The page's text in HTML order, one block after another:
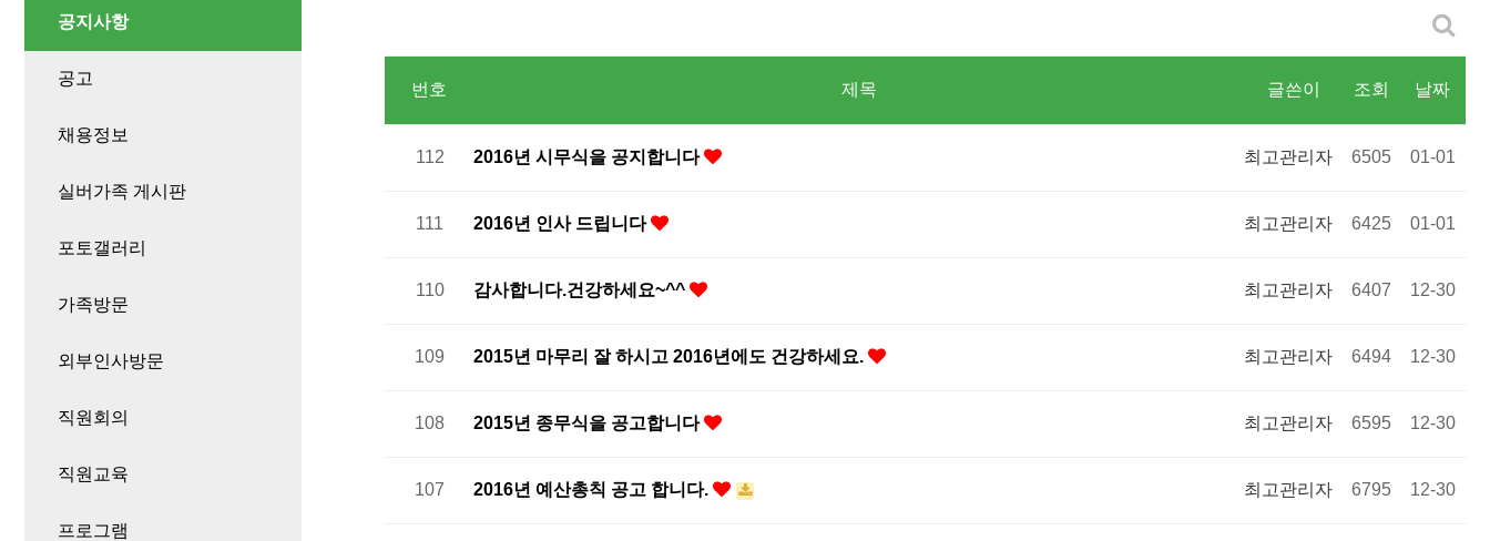
공지사항
공고
채용정보
실버가족 게시판
포토갤러리
가족방문
외부인사방문
직원회의
직원교육
프로그램
번호 제목 글쓴이 조회 날짜
112 2016년 시무식을 공지합니다 최고관리자 6505 01-01
111 2016년 인사 드립니다 최고관리자 6425 01-01
110 감사합니다.건강하세요~^^ 최고관리자 6407 12-30
109 2015년 마무리 잘 하시고 2016년에도 건강하세요. 최고관리자 6494 12-30
108 2015년 종무식을 공고합니다 최고관리자 6595 12-30
107 2016년 예산총칙 공고 합니다. 최고관리자 6795 12-30